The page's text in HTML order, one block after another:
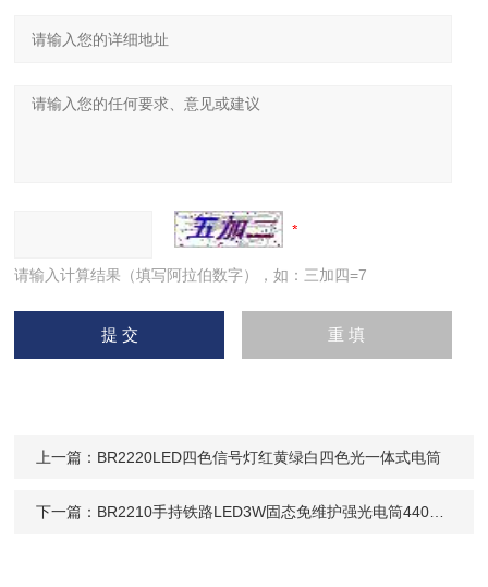
请输入计算结果（填写阿拉伯数字），如：三加四=7
上一篇： BR2220LED四色信号灯红黄绿白四色光一体式电筒
下一篇： BR2210手持铁路LED3W固态免维护强光电筒4400毫安